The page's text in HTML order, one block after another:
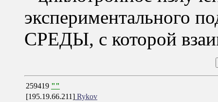
экспериментального
СРЕДЫ, с которой
259419 ""
[195.19.66.211] Rykov